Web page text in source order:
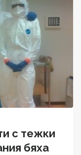
с тежки
бяха